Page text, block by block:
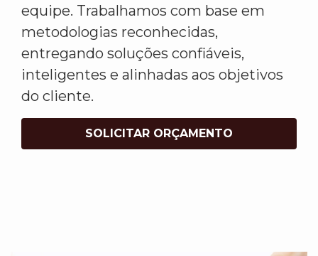
equipe. Trabalhamos com base em
metodologias reconhecidas,
entregando soluções confiáveis,
inteligentes e alinhadas aos objetivos
do cliente.
SOLICITAR ORÇAMENTO